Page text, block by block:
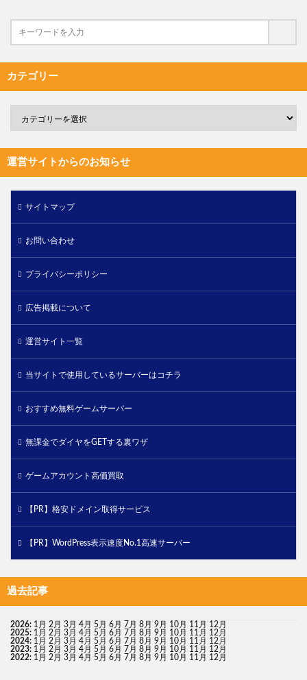
カテゴリー
運営サイトからのお知らせ
サイトマップ
お問い合わせ
プライバシーポリシー
広告掲載について
運営サイト一覧
当サイトで使用しているサーバーはコチラ
おすすめ無料ゲームサーバー
無課金でダイヤをGETする裏ワザ
ゲームアカウント高価買取
【PR】格安ドメイン取得サービス
【PR】WordPress表示速度No.1高速サーバー
過去記事
2026: 1月 2月 3月 4月 5月 6月 7月 8月 9月 10月 11月 12月
2025: 1月 2月 3月 4月 5月 6月 7月 8月 9月 10月 11月 12月
2024: 1月 2月 3月 4月 5月 6月 7月 8月 9月 10月 11月 12月
2023: 1月 2月 3月 4月 5月 6月 7月 8月 9月 10月 11月 12月
2022: 1月 2月 3月 4月 5月 6月 7月 8月 9月 10月 11月 12月